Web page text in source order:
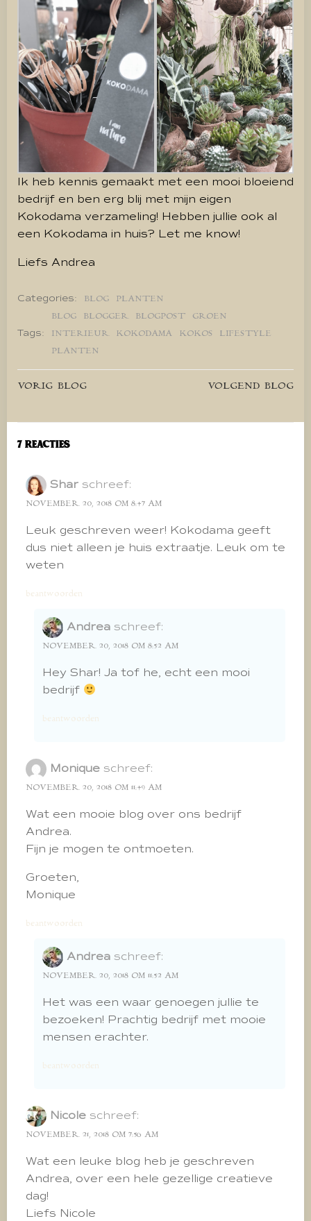
Ik heb kennis gemaakt met een mooi bloeiend
bedrijf en ben erg blij met mijn eigen
Kokodama verzameling! Hebben jullie ook al
een Kokodama in huis? Let me know!
Liefs Andrea
Categories: BLOG PLANTEN
Tags:
BLOG BLOGGER BLOGPOST
GROEN
INTERIEUR
KOKODAMA KOKOS
LIFESTYLE
PLANTEN
Bericht
navigatie
VORIG BLOG
Bericht
navigatie
VOLGEND BLOG
7 Reacties
Shar schreef:
NOVEMBER 20, 2018 OM 8:47 AM
Leuk geschreven weer! Kokodama geeft
dus niet alleen je huis extraatje. Leuk om te
weten
beantwoorden
Andrea schreef:
NOVEMBER 20, 2018 OM 8:52 AM
Hey Shar! Ja tof he, echt een mooi
bedrijf
beantwoorden
Monique schreef:
NOVEMBER 20, 2018 OM 11:49 AM
Wat een mooie blog over ons bedrijf
Andrea.
Fijn je mogen te ontmoeten.
Groeten,
Monique
beantwoorden
Andrea schreef:
NOVEMBER 20, 2018 OM 11:52 AM
Het was een waar genoegen jullie te
bezoeken! Prachtig bedrijf met mooie
mensen erachter.
beantwoorden
Nicole schreef:
NOVEMBER 21, 2018 OM 7:56 AM
Wat een leuke blog heb je geschreven
Andrea, over een hele gezellige creatieve
dag!
Liefs Nicole